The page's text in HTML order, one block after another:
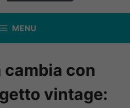
MENU
cambia con
vintage: